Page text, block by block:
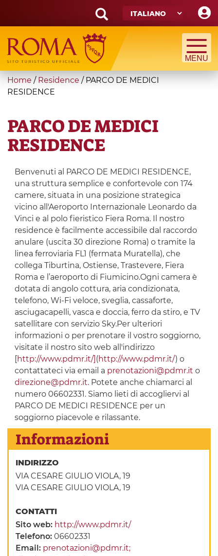
main
content
Search
form
Cerca
You
are
Home / Residence / PARCO DE MEDICI
RESIDENCE
PARCO DE MEDICI
RESIDENCE
Benvenuti al PARCO DE MEDICI RESIDENCE,
una struttura semplice e confortevole con 174
camere, situata in una posizione strategica
vicino all'Aeroporto Internazionale Leonardo da
Vinci e al polo fieristico Fiera Roma. Il nostro
residence è facilmente accessibile dal raccordo
anulare (uscita 30 direzione Roma) o tramite la
linea ferroviaria FL1 (fermata Muratella), che
collega Tiburtina, Ostiense, Trastevere, Fiera
Roma e l’aeroporto di Fiumicino.Ogni camera è
dotata di angolo cottura, aria condizionata,
telefono, Wi-Fi veloce, sveglia, cassaforte,
asciugacapelli, vasca e doccia, ferro da stiro, e TV
satellitare con servizio Sky.Per ulteriori
informazioni o per prenotare il vostro soggiorno,
visitate il nostro sito web all'indirizzo
http://www.pdmr.it/] (http://www.pdmr.it/) o
contattateci via email a prenotazioni@pdmr.it o
direzione@pdmr.it. Potete anche chiamarci al
numero 06602331. Siamo lieti di accogliervi al
PARCO DE MEDICI RESIDENCE per un
soggiorno piacevole e rilassante.
Informazioni
INDIRIZZO
VIA CESARE GIULIO VIOLA, 19
VIA CESARE GIULIO VIOLA, 19
CONTATTI
Sito web: http://www.pdmr.it/
Telefono:06602331
Email: prenotazioni@pdmr.it;